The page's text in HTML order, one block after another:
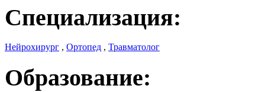
Специализация:
Нейрохирург , Ортопед , Травматолог
Образование: